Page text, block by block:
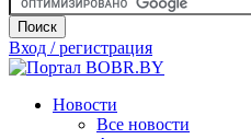
Поиск
Вход / регистрация
Новости
Все новости